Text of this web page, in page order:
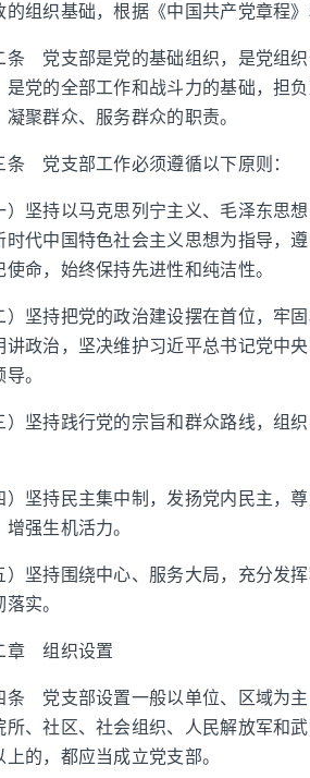
的组织基础，根据《中国共产党章程
条 党支部是党的基础组织，是党组
是党的全部工作和战斗力的基础，担
凝聚群众、服务群众的职责。
条 党支部工作必须遵循以下原则：
）坚持以马克思列宁主义、毛泽东思
时代中国特色社会主义思想为指导，
使命，始终保持先进性和纯洁性。
）坚持把党的政治建设摆在首位，牢
讲政治，坚决维护习近平总书记党中
。
）坚持践行党的宗旨和群众路线，组
）坚持民主集中制，发扬党内民主，
增强生机活力。
）坚持围绕中心、服务大局，充分发
落实。
章 组织设置
条 党支部设置一般以单位、区域为
所、社区、社会组织、人民解放军和
上的，都应当成立党支部。